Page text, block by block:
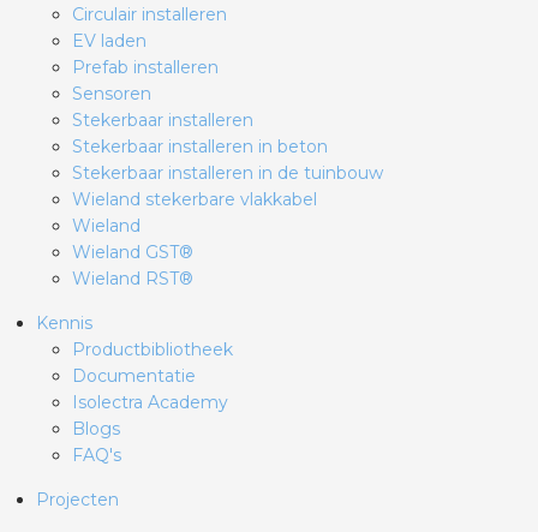
Circulair installeren
EV laden
Prefab installeren
Sensoren
Stekerbaar installeren
Stekerbaar installeren in beton
Stekerbaar installeren in de tuinbouw
Wieland stekerbare vlakkabel
Wieland
Wieland GST®
Wieland RST®
Kennis
Productbibliotheek
Documentatie
Isolectra Academy
Blogs
FAQ's
Projecten